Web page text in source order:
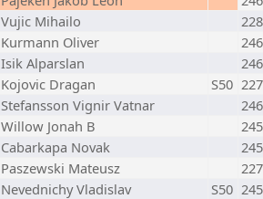
Vujic Mihailo
Kurmann Oliver
Isik Alparslan
Kojovic Dragan S50
Stefansson Vignir Vatnar
Willow Jonah B
Cabarkapa Novak
Paszewski Mateusz
Nevednichy Vladislav S50